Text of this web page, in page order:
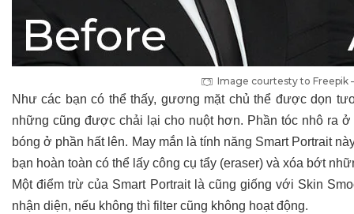
Image courtesty to Freepik
Như các bạn có thể thấy, gương mặt chủ thể được dọn
những cũng được chải lại cho nuột hơn. Phần tóc nhô ra
bóng ở phần hất lên. May mắn là tính năng Smart Portrait
bạn hoàn toàn có thể lấy công cụ tẩy (eraser) và xóa bớt
Một điểm trừ của Smart Portrait là cũng giống với Skin
nhận diện, nếu không thì filter cũng không hoạt động.